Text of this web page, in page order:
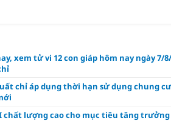
xem tử vi 12 con giáp hôm nay ngày 7/
chỉ áp dụng thời hạn sử dụng chung
chất lượng cao cho mục tiêu tăng trưởng